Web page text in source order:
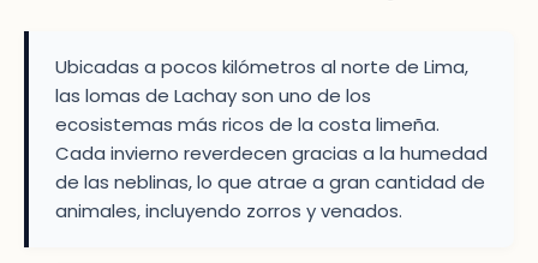
Ubicadas a pocos kilómetros al norte de Lima,
las lomas de Lachay son uno de los
ecosistemas más ricos de la costa limeña.
Cada invierno reverdecen gracias a la humedad
de las neblinas, lo que atrae a gran cantidad de
animales, incluyendo zorros y venados.